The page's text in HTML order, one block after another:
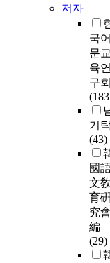
저자
국어
문교
육연
구회
기
(43)
國
文敎
育
究會
編
(29)